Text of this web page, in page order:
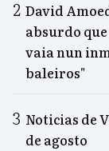
David
absurdo
vaia nun
baleiros"
Noticias de
de agosto